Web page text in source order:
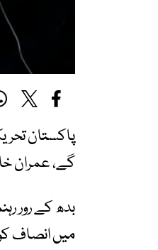
پاکستان
گے، عمران
بدھ کے رور